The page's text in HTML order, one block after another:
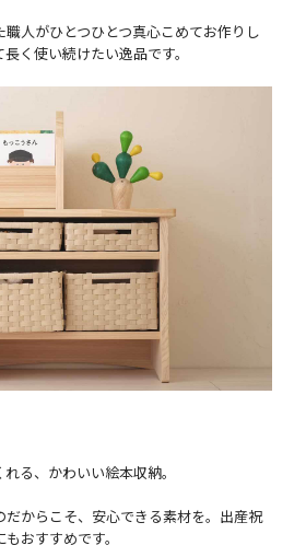
人がひとつひとつ真心こめてお作りし
く使い続けたい逸品です。
る、かわいい絵本収納。
だからこそ、安心できる素材を。出産祝
おすすめです。